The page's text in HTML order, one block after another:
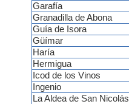
Garafía
Granadilla de Abona
Guía de Isora
Güímar
Haría
Hermigua
Icod de los Vinos
Ingenio
La Aldea de San Nicolás